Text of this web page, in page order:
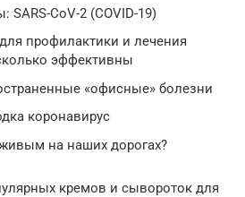
SARS-CoV-2 (COVID-19)
профилактики и лечения
эффективны
«офисные» болезни
коронавирус
на наших дорогах?
кремов и сывороток для